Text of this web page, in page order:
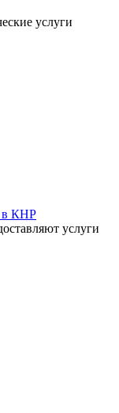
услуги
в КНР
услуги